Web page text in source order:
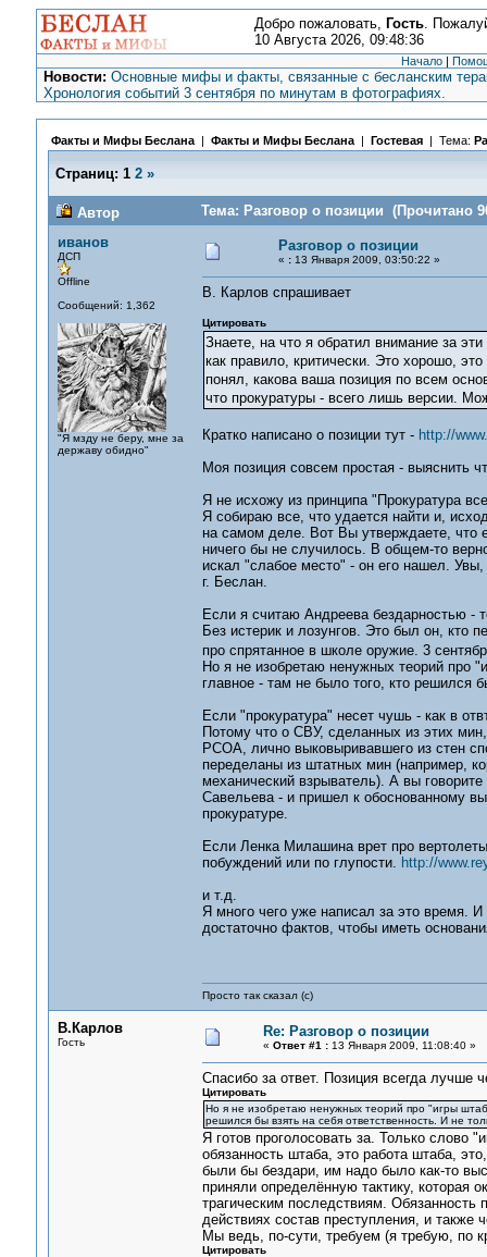
Добро пожаловать, Гость.
10 Августа 2026, 09:48:36
Начало |
Новости: Основные мифы и факты, связанные с бесланским
Хронология событий 3 сентября по минутам в фотографиях.
Факты и Мифы Беслана| Факты и Мифы Беслана| Гостевая | Тема:
Страниц: 1 2 »
Автор
Тема: Разговор о позиции (Прочитано
иванов
ДСП
Offline
Сообщений: 1,362
"Я мзду не беру, мне за
державу обидно"
Разговор о позиции
« :13 Января 2009, 03:50:22 »
В. Карлов спрашивает
Цитировать
Знаете, на что я обратил внимание за
как правило, критически. Это хорошо,
понял, какова ваша позиция по всем
что прокуратуры - всего лишь версии.
Кратко написано о позиции тут - http://
Моя позиция совсем простая - выяснить
Я не исхожу из принципа "Прокуратура
Я собираю все, что удается найти и,
на самом деле. Вот Вы утверждаете, что
ничего бы не случилось. В общем-то
искал "слабое место" - он его нашел.
г. Беслан.
Если я считаю Андреева бездарностью -
Без истерик и лозунгов. Это был он, кто
про спрятанное в школе оружие. 3
Но я не изобретаю ненужных теорий про
главное - там не было того, кто решился
Если "прокуратура" несет чушь - как в
Потому что о СВУ, сделанных из этих
РСОА, лично выковыривавшего из стен
переделаны из штатных мин (например,
механический взрыватель). А вы
Савельева - и пришел к обоснованному
прокуратуре.
Если Ленка Милашина врет про
побуждений или по глупости. http://
и т.д.
Я много чего уже написал за это время.
достаточно фактов, чтобы иметь
Просто так сказал (с)
В.Карлов
Гость
Re: Разговор о позиции
« Ответ #1 :13 Января 2009, 11:08:40 »
Спасибо за ответ. Позиция всегда лучше
Цитировать
Но я не изобретаю ненужных теорий про "игры
решился бы взять на себя ответственность. И не
Я готов проголосовать за. Только слово
обязанность штаба, это работа штаба,
были бы бездари, им надо было как-то
приняли определённую тактику, которая
трагическим последствиям. Обязанность
действиях состав преступления, и также
Мы ведь, по-сути, требуем (я требую, по
Цитировать